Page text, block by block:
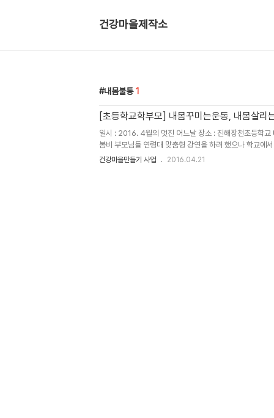
건강마을제작소
내몸불통 1
[초등학교학부모] 내몸꾸미는운동, 내몸살리
일시 : 2016. 4월의 멋진 어느날 장소 : 진해장천초등학교
봄비 부모님들 연령대 맞춤형 강연을 하려 했으나 학교에
님의 역할..에관한 내용을 추가요청 하셨다. 뭘 말씀 드릴
건강마을만들기 사업 2016.04.21